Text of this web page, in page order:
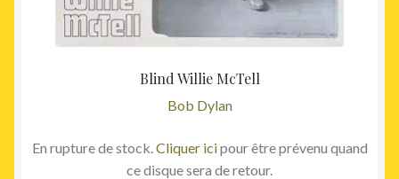
Blind Willie McTell
Bob Dylan
En rupture de stock.Cliquer icipour être prévenu quand
ce disque sera de retour.